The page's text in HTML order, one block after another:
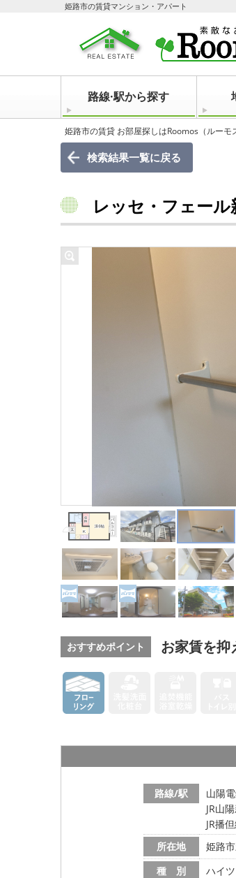
姫路市の賃貸マンション・アパート
路線·駅から探す
姫路市の賃貸 お部屋探しはRoomos（ルーモ
検索結果一覧に戻る
レッセ・フェール
おすすめポイント お家賃を抑
路線/駅
山陽
JR山
JR播
所在地
姫路
種 別
ハイツ